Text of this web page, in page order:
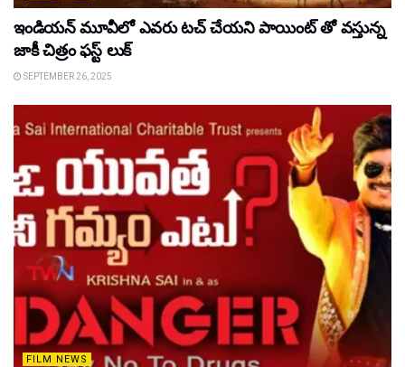
ఇండియన్ మూవీలో ఎవరు టచ్ చేయని పాయింట్ తో వస్తున్న
జాకీ చిత్రం ఫస్ట్ లుక్
SEPTEMBER 26, 2025
FILM NEWS